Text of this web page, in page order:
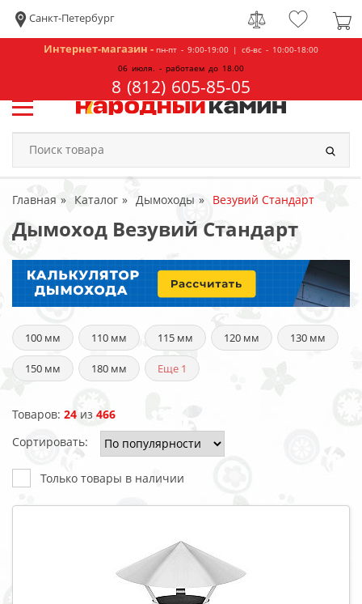
Санкт-Петербург
Интернет-магазин - пн-пт - 9:00-19:00 | сб-вс - 10:00-18:00
06 июля. - работаем до 18.00
8 (812) 605-85-05
Главная Каталог Дымоходы Везувий Стандарт
Дымоход Везувий Стандарт
100 мм 110 мм 115 мм 120 мм 130 мм
150 мм 180 мм Еще 1
Товаров: 24 из 466
Сортировать:
Только товары в наличии